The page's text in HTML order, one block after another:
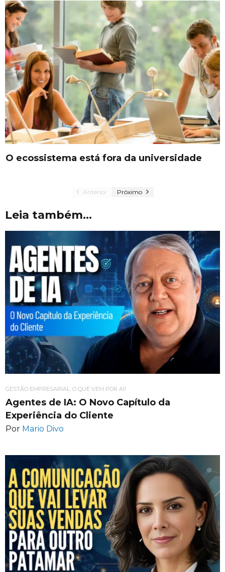
O ecossistema está fora da universidade
Anterior Próximo
Leia também...
GESTÃO EMPRESARIAL: O QUE VEM POR AÍ!
Agentes de IA: O Novo Capítulo da
Experiência do Cliente
Por Mario Divo